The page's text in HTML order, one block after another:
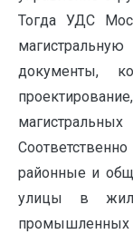
Тогда УДС
документы,
районные и
улицы в
промышленных